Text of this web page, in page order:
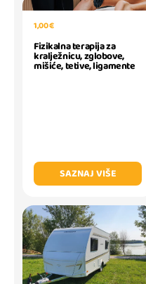
1,00 €
Fizikalna terapija za
kralježnicu, zglobove,
mišiće, tetive, ligamente
SAZNAJ VIŠE